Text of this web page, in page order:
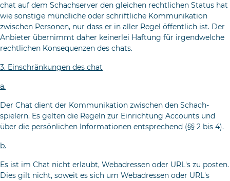
chat auf dem Schachserver den gleichen rechtlichen Status hat
wie sonstige mündliche oder schriftliche Kommunika­tion
zwischen Personen, nur dass er in aller Regel öffentlich ist. Der
Anbieter übernimmt daher keinerlei Haftung für irgendwelche
rechtlichen Konsequenzen des chats.
3. Einschränkungen des chat
a.
Der Chat dient der Kommunikation zwischen den Schach­
spielern. Es gelten die Regeln zur Einrichtung Accounts und
über die persönlichen Informationen ent­sprechend (§§ 2 bis 4).
b.
Es ist im Chat nicht erlaubt, Webadressen oder URL's zu pos­ten.
Dies gilt nicht, soweit es sich um Webadressen oder URL's